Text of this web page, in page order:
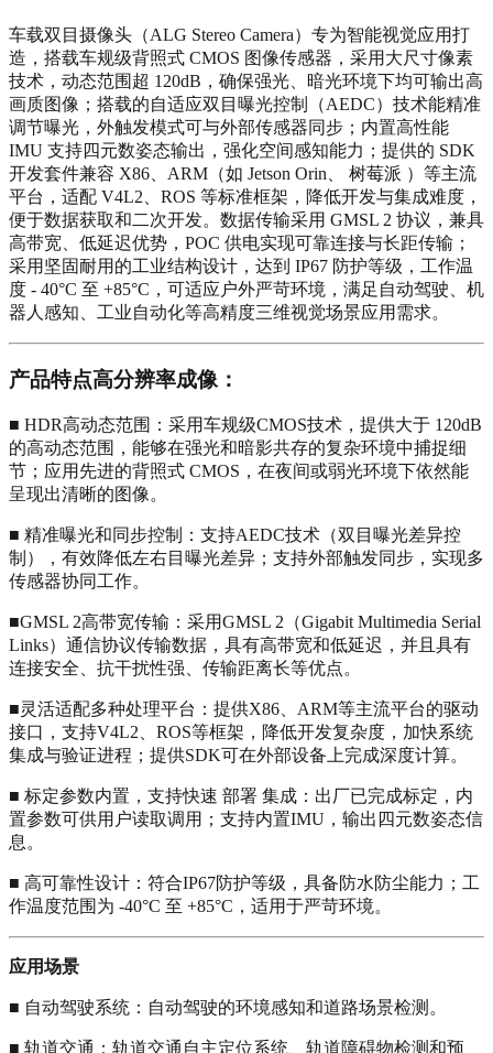
车载双目摄像头（ALG Stereo Camera）专为智能视觉应用打
造，搭载车规级背照式 CMOS 图像传感器，采用大尺寸像素
技术，动态范围超 120dB，确保强光、暗光环境下均可输出高
画质图像；搭载的自适应双目曝光控制（AEDC）技术能精准
调节曝光，外触发模式可与外部传感器同步；内置高性能
IMU 支持四元数姿态输出，强化空间感知能力；提供的 SDK
开发套件兼容 X86、ARM（如 Jetson Orin、 树莓派 ）等主流
平台，适配 V4L2、ROS 等标准框架，降低开发与集成难度，
便于数据获取和二次开发。数据传输采用 GMSL 2 协议，兼具
高带宽、低延迟优势，POC 供电实现可靠连接与长距传输；
采用坚固耐用的工业结构设计，达到 IP67 防护等级，工作温
度 - 40°C 至 +85°C，可适应户外严苛环境，满足自动驾驶、机
器人感知、工业自动化等高精度三维视觉场景应用需求。
产品特点高分辨率成像：
■ HDR高动态范围：采用车规级CMOS技术，提供大于 120dB
的高动态范围，能够在强光和暗影共存的复杂环境中捕捉细
节；应用先进的背照式 CMOS，在夜间或弱光环境下依然能
呈现出清晰的图像。
■ 精准曝光和同步控制：支持AEDC技术（双目曝光差异控
制），有效降低左右目曝光差异；支持外部触发同步，实现多
传感器协同工作。
■GMSL 2高带宽传输：采用GMSL 2（Gigabit Multimedia Serial
Links）通信协议传输数据，具有高带宽和低延迟，并且具有
连接安全、抗干扰性强、传输距离长等优点。
■灵活适配多种处理平台：提供X86、ARM等主流平台的驱动
接口，支持V4L2、ROS等框架，降低开发复杂度，加快系统
集成与验证进程；提供SDK可在外部设备上完成深度计算。
■ 标定参数内置，支持快速 部署 集成：出厂已完成标定，内
置参数可供用户读取调用；支持内置IMU，输出四元数姿态信
息。
■ 高可靠性设计：符合IP67防护等级，具备防水防尘能力；工
作温度范围为 -40°C 至 +85°C，适用于严苛环境。
应用场景
■ 自动驾驶系统：自动驾驶的环境感知和道路场景检测。
■ 轨道交通：轨道交通自主定位系统、轨道障碍物检测和预